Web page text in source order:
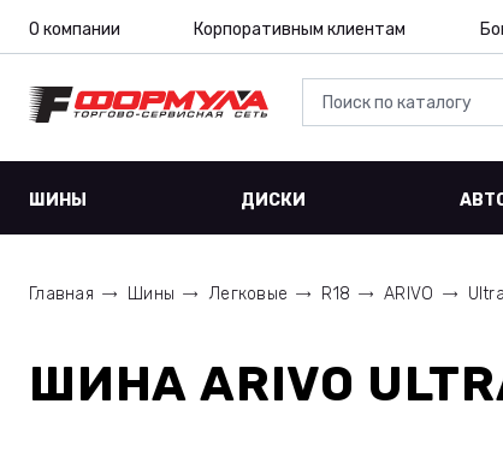
О компании Корпоративным клиентам
ШИНЫ ДИСКИ
Главная Шины Легковые R18 ARIVO
ШИНА ARIVO